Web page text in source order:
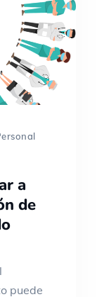
a
de
puede